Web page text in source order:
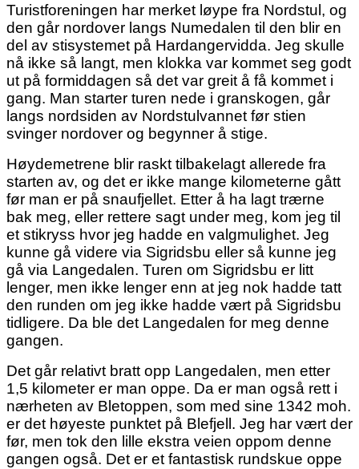
Turistforeningen har merket løype fra Nordstul, og
den går nordover langs Numedalen til den blir en
del av stisystemet på Hardangervidda. Jeg skulle
nå ikke så langt, men klokka var kommet seg godt
ut på formiddagen så det var greit å få kommet i
gang. Man starter turen nede i granskogen, går
langs nordsiden av Nordstulvannet før stien
svinger nordover og begynner å stige.
Høydemetrene blir raskt tilbakelagt allerede fra
starten av, og det er ikke mange kilometerne gått
før man er på snaufjellet. Etter å ha lagt trærne
bak meg, eller rettere sagt under meg, kom jeg til
et stikryss hvor jeg hadde en valgmulighet. Jeg
kunne gå videre via Sigridsbu eller så kunne jeg
gå via Langedalen. Turen om Sigridsbu er litt
lenger, men ikke lenger enn at jeg nok hadde tatt
den runden om jeg ikke hadde vært på Sigridsbu
tidligere. Da ble det Langedalen for meg denne
gangen.
Det går relativt bratt opp Langedalen, men etter
1,5 kilometer er man oppe. Da er man også rett i
nærheten av Bletoppen, som med sine 1342 moh.
er det høyeste punktet på Blefjell. Jeg har vært der
før, men tok den lille ekstra veien oppom denne
gangen også. Det er et fantastisk rundskue oppe